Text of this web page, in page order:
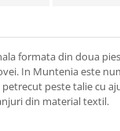
formata din doua
In Muntenia este
petrecut peste talie cu
din material textil.